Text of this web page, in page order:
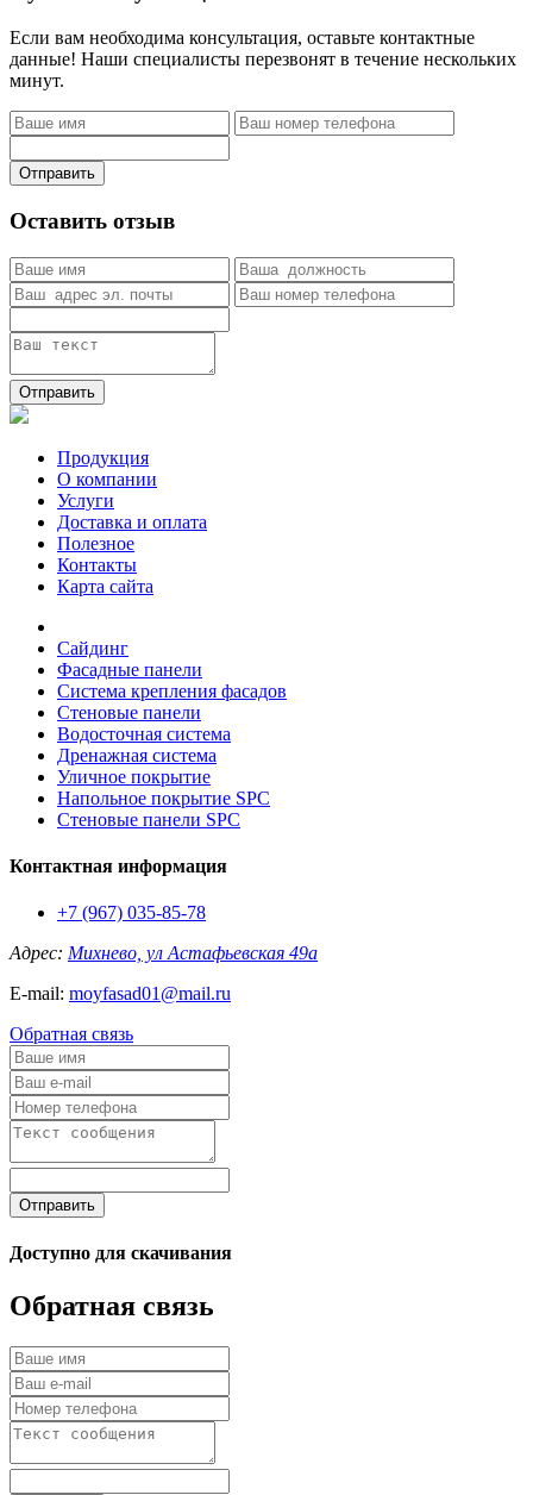
Если вам необходима консультация, оставьте контактные
данные! Наши специалисты перезвонят в течение нескольких
минут.
Отправить
Оставить отзыв
Отправить
Продукция
О компании
Услуги
Доставка и оплата
Полезное
Контакты
Карта сайта
Сайдинг
Фасадные панели
Система крепления фасадов
Стеновые панели
Водосточная система
Дренажная система
Уличное покрытие
Напольное покрытие SPC
Стеновые панели SPC
Контактная информация
+7 (967) 035-85-78
Адрес: Михнево, ул Астафьевская 49а
E-mail: moyfasad01@mail.ru
Обратная связь
Отправить
Доступно для скачивания
Обратная связь